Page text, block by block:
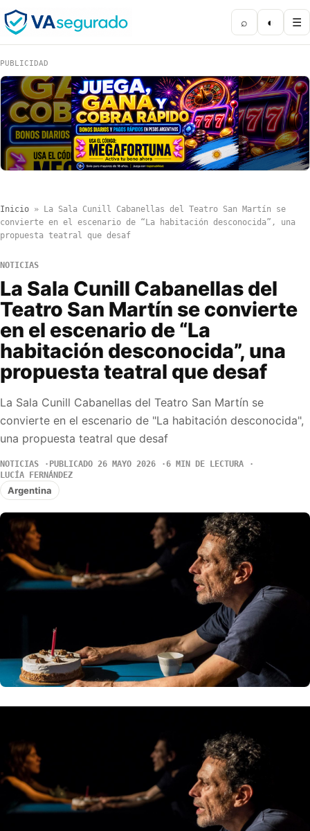
⌕ ◐ ☰
PUBLICIDAD
Inicio »
La Sala Cunill Cabanellas del Teatro San Martín se
convierte en el escenario de “La habitación desconocida”, una
propuesta teatral que desaf
NOTICIAS
La Sala Cunill Cabanellas del
Teatro San Martín se convierte
en el escenario de “La
habitación desconocida”, una
propuesta teatral que desaf
La Sala Cunill Cabanellas del Teatro San Martín se
convierte en el escenario de "La habitación desconocida",
una propuesta teatral que desaf
NOTICIAS PUBLICADO 26 MAYO 2026
6 MIN DE LECTURA
LUCÍA FERNÁNDEZ
Argentina